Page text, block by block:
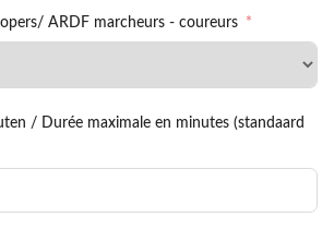
ARDF wandelaars - lopers/ ARDF marcheurs - coureurs
/ Durée maximale en minutes (standaard